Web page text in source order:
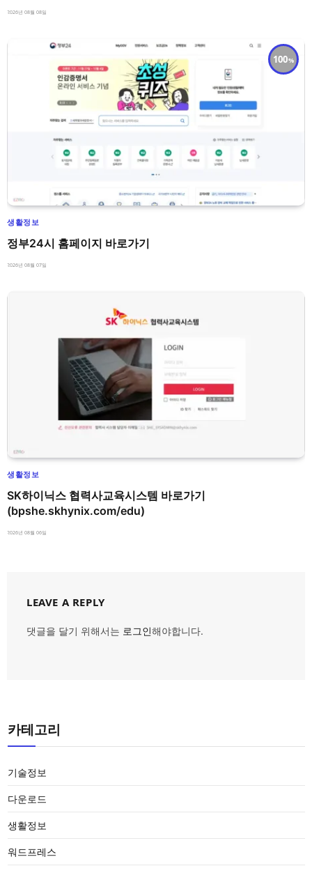
2026년 08월 08일
100
생활정보
정부24시 홈페이지 바로가기
2026년 08월 07일
생활정보
SK하이닉스 협력사교육시스템 바로가기
(bpshe.skhynix.com/edu)
2026년 08월 06일
LEAVE A REPLY
댓글을 달기 위해서는 로그인해야합니다.
카테고리
기술정보
다운로드
생활정보
워드프레스